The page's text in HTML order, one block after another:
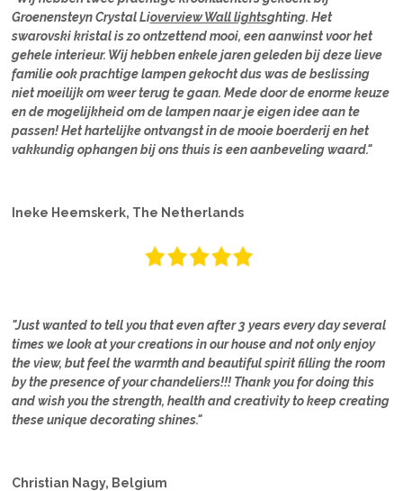
Groenensteyn Crystal Lioverview Wall lightsghting. Het
swarovski kristal is zo ontzettend mooi, een aanwinst voor het
gehele interieur. Wij hebben enkele jaren geleden bij deze lieve
familie ook prachtige lampen gekocht dus was de beslissing
niet moeilijk om weer terug te gaan. Mede door de enorme keuze
en de mogelijkheid om de lampen naar je eigen idee aan te
passen! Het hartelijke ontvangst in de mooie boerderij en het
vakkundig ophangen bij ons thuis is een aanbeveling waard."
Ineke Heemskerk, The Netherlands
"Just wanted to tell you that even after 3 years every day several
times we look at your creations in our house and not only enjoy
the view, but feel the warmth and beautiful spirit filling the room
by the presence of your chandeliers!!! Thank you for doing this
and wish you the strength, health and creativity to keep creating
these unique decorating shines."
Christian Nagy, Belgium